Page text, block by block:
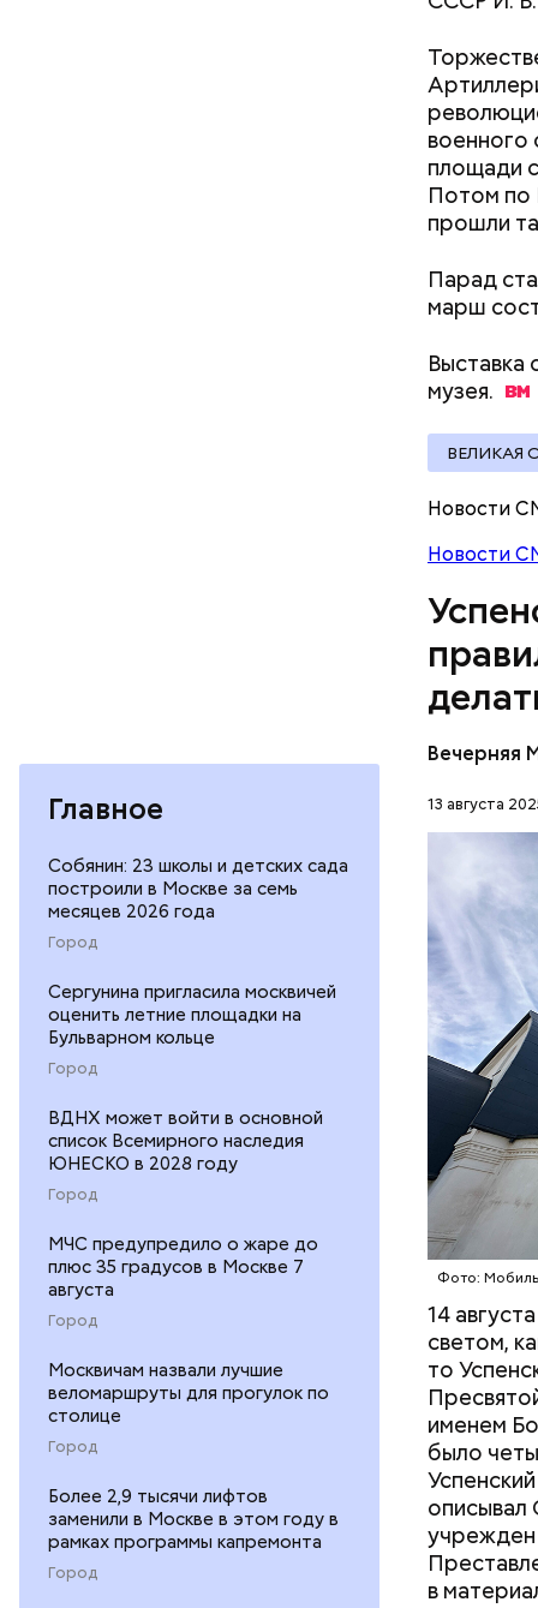
Главное
Собянин: 23 школы и детских сада
построили в Москве за семь
месяцев 2026 года
Город
Сергунина пригласила москвичей
оценить летние площадки на
Бульварном кольце
Город
ВДНХ может войти в основной
список Всемирного наследия
ЮНЕСКО в 2028 году
Город
МЧС предупредило о жаре до
плюс 35 градусов в Москве 7
августа
Город
Москвичам назвали лучшие
веломаршруты для прогулок по
столице
Город
Более 2,9 тысячи лифтов
заменили в Москве в этом году в
рамках программы капремонта
Город
военного
площади
Потом по
прошли
Парад
марш
Выставка
музея.
ВЕЛИКАЯ
Новости
Новости
Вечерняя
13 августа
Фото:
14
светом,
то
именем
было
описывал
учрежден
в
13
пока
На
реки,
19
и иные
А
Чего
Фото:
Пародия
властей
Килмеру,
принесла
Фото: